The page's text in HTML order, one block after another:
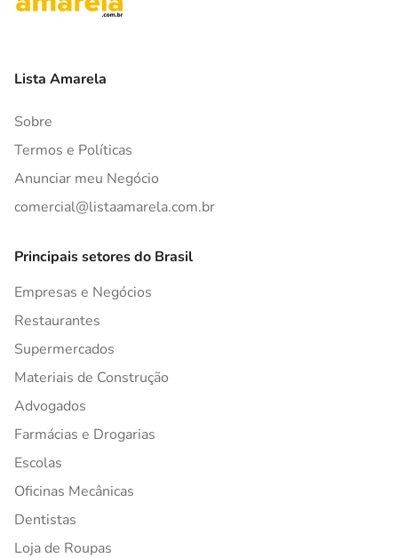
Lista Amarela
Sobre
Termos e Políticas
Anunciar meu Negócio
comercial@listaamarela.com.br
Principais setores do Brasil
Empresas e Negócios
Restaurantes
Supermercados
Materiais de Construção
Advogados
Farmácias e Drogarias
Escolas
Oficinas Mecânicas
Dentistas
Loja de Roupas